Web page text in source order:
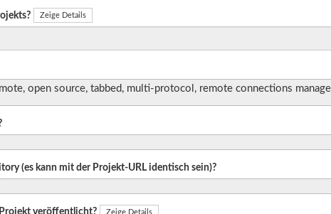
Zeige Details
open source, tabbed, multi-protocol, remote connections
(es kann mit der Projekt-URL identisch sein)?
veröffentlicht? Zeige Details